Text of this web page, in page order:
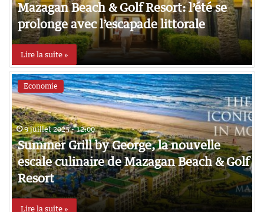
Mazagan Beach & Golf Resort: l’été se
prolonge avec l’escapade littorale
Lire la suite »
Economie
9 juillet 2025 - 12:00
Summer Grill by George, la nouvelle
escale culinaire de Mazagan Beach & Golf
Resort
Lire la suite »